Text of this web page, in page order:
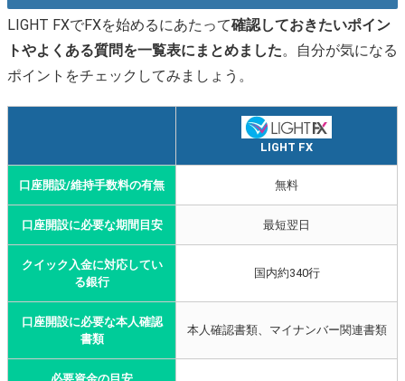
LIGHT FXでFXを始めるにあたって確認しておきたいポイン
トやよくある質問を一覧表にまとめました。自分が気になる
ポイントをチェックしてみましょう。
LIGHT FX
口座開設/維持手数料の有無 無料
口座開設に必要な期間目安 最短翌日
クイック入金に対応してい
る銀行
国内約340行
口座開設に必要な本人確認
書類
本人確認書類、マイナンバー関連書類